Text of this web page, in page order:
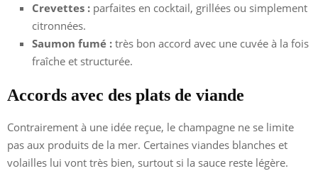
Crevettes : parfaites en cocktail, grillées ou simplement
citronnées.
Saumon fumé : très bon accord avec une cuvée à la fois
fraîche et structurée.
Accords avec des plats de viande
Contrairement à une idée reçue, le champagne ne se limite
pas aux produits de la mer. Certaines viandes blanches et
volailles lui vont très bien, surtout si la sauce reste légère.